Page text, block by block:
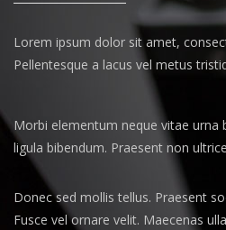
Lorem ipsum dolor sit amet,
Pellentesque a lacus vel metus
Morbi elementum neque vitae urna
ligula bibendum. Praesent non
Donec sed mollis tellus. Praesent
Fusce vel ornare velit. Maecenas